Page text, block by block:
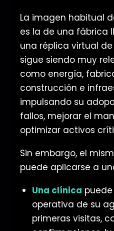
La imagen habitual
es la de una fábrica
una réplica virtual
sigue siendo muy
como energía,
construcción e
impulsando su
fallos, mejorar el
optimizar activos
Sin embargo, el
puede aplicarse a
Una clínica
operativa de su
primeras visitas,